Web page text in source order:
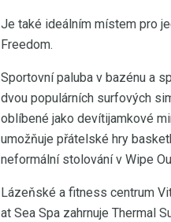
Je také ideálním místem pro
Freedom.
Sportovní paluba v bazénu a
dvou populárních surfových
oblíbené jako devítijamkové
umožňuje přátelské hry
neformální stolování v Wipe
Lázeňské a fitness centrum
at Sea Spa zahrnuje Thermal